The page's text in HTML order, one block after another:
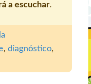
a escuchar.
, diagnóstico,